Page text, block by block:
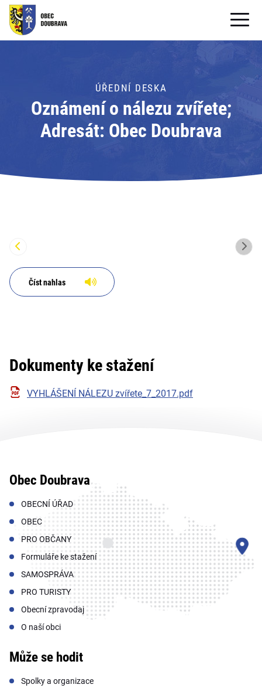
OBECNÍ ÚŘAD
PRO OBČANY
Formuláře ke stažení
PRO TURISTY
ÚŘEDNÍ DESKA
Oznámení o nálezu zvířete;
Adresát: Obec Doubrava
Číst nahlas
Dokumenty ke stažení
VYHLÁŠENÍ NÁLEZU zvířete_7_2017.pdf
Obec Doubrava
OBECNÍ ÚŘAD
OBEC
PRO OBČANY
Formuláře ke stažení
SAMOSPRÁVA
PRO TURISTY
Obecní zpravodaj
O naší obci
Může se hodit
Spolky a organizace